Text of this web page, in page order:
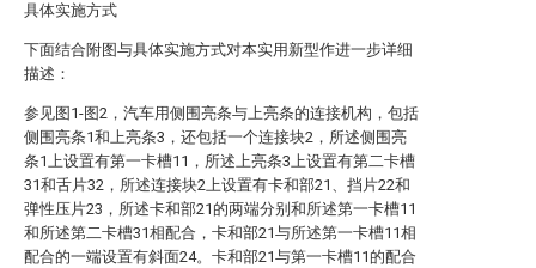
具体实施方式
下面结合附图与具体实施方式对本实用新型作进一步详细
描述：
参见图1-图2，汽车用侧围亮条与上亮条的连接机构，包括
侧围亮条1和上亮条3，还包括一个连接块2，所述侧围亮
条1上设置有第一卡槽11，所述上亮条3上设置有第二卡槽
31和舌片32，所述连接块2上设置有卡和部21、挡片22和
弹性压片23，所述卡和部21的两端分别和所述第一卡槽11
和所述第二卡槽31相配合，卡和部21与所述第一卡槽11相
配合的一端设置有斜面24。卡和部21与第一卡槽11的配合